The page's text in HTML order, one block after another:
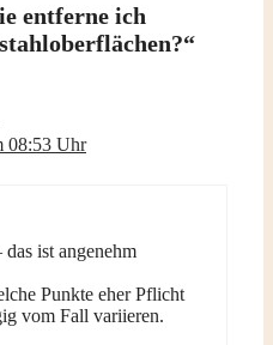
entferne ich
08:53 Uhr
ist angenehm
Punkte eher Pflicht
vom Fall variieren.